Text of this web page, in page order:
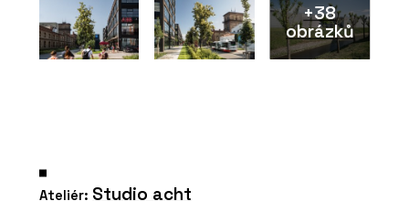
+38
obrázků
Ateliér: Studio acht